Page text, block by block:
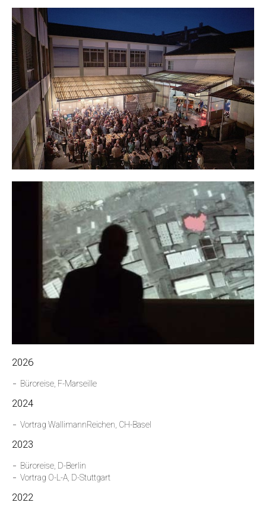
2026
Büroreise, F-Marseille
2024
Vortrag WallimannReichen, CH-Basel
2023
Büroreise, D-Berlin
Vortrag O-L-A, D-Stuttgart
2022